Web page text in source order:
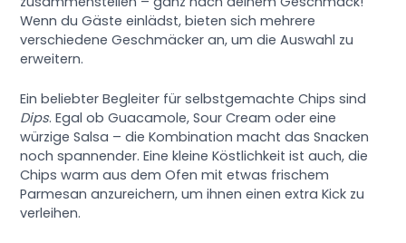
Wenn du Gäste einlädst, bieten sich mehrere
verschiedene Geschmäcker an, um die Auswahl zu
erweitern.
Ein beliebter Begleiter für selbstgemachte Chips sind
Dips. Egal ob Guacamole, Sour Cream oder eine
würzige Salsa – die Kombination macht das Snacken
noch spannender. Eine kleine Köstlichkeit ist auch, die
Chips warm aus dem Ofen mit etwas frischem
Parmesan anzureichern, um ihnen einen extra Kick zu
verleihen.